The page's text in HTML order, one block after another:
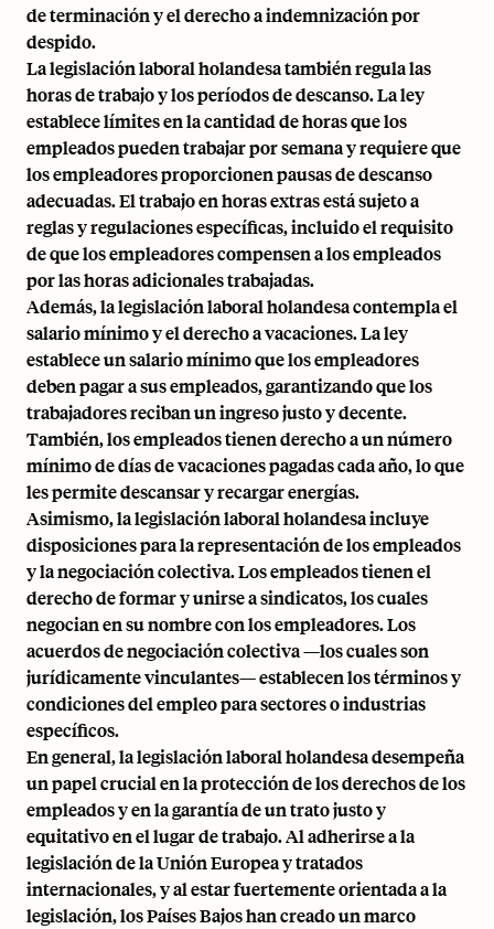
de terminación y el derecho a indemnización por
despido.
La legislación laboral holandesa también regula las
horas de trabajo y los períodos de descanso. La ley
establece límites en la cantidad de horas que los
empleados pueden trabajar por semana y requiere que
los empleadores proporcionen pausas de descanso
adecuadas. El trabajo en horas extras está sujeto a
reglas y regulaciones específicas, incluido el requisito
de que los empleadores compensen a los empleados
por las horas adicionales trabajadas.
Además, la legislación laboral holandesa contempla el
salario mínimo y el derecho a vacaciones. La ley
establece un salario mínimo que los empleadores
deben pagar a sus empleados, garantizando que los
trabajadores reciban un ingreso justo y decente.
También, los empleados tienen derecho a un número
mínimo de días de vacaciones pagadas cada año, lo que
les permite descansar y recargar energías.
Asimismo, la legislación laboral holandesa incluye
disposiciones para la representación de los empleados
y la negociación colectiva. Los empleados tienen el
derecho de formar y unirse a sindicatos, los cuales
negocian en su nombre con los empleadores. Los
acuerdos de negociación colectiva —los cuales son
jurídicamente vinculantes— establecen los términos y
condiciones del empleo para sectores o industrias
específicos.
En general, la legislación laboral holandesa desempeña
un papel crucial en la protección de los derechos de los
empleados y en la garantía de un trato justo y
equitativo en el lugar de trabajo. Al adherirse a la
legislación de la Unión Europea y tratados
internacionales, y al estar fuertemente orientada a la
legislación, los Países Bajos han creado un marco